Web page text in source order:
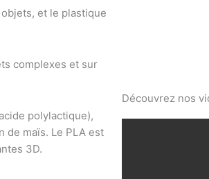
et le plastique
complexes et sur
polylactique),
de maïs. Le PLA est
3D.
Découvrez nos